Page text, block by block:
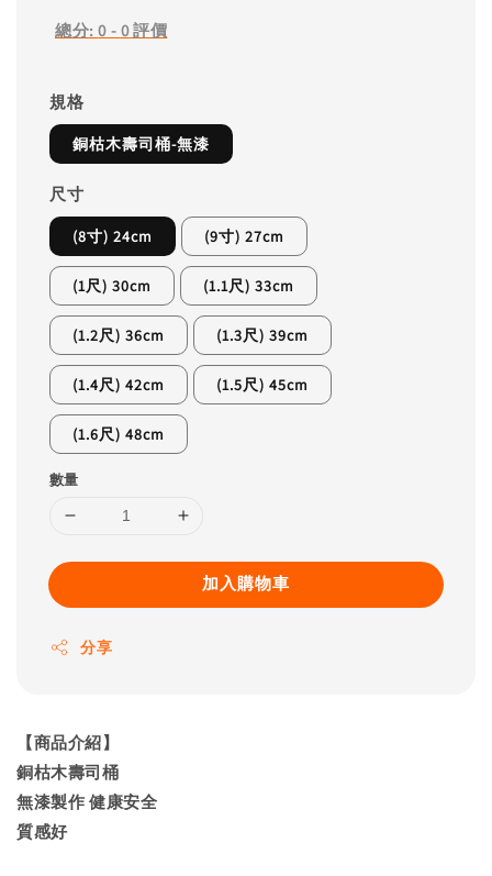
總分:0 - 0評價
規格
銅枯木壽司桶-無漆
尺寸
(8寸) 24cm (9寸) 27cm
(1尺) 30cm (1.1尺) 33cm
(1.2尺) 36cm (1.3尺) 39cm
(1.4尺) 42cm (1.5尺) 45cm
(1.6尺) 48cm
數量
加入購物車
分享
【商品介紹】
銅枯木壽司桶
無漆製作 健康安全
質感好